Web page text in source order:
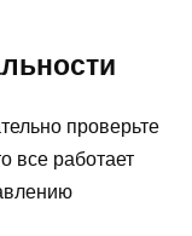
проверьте
все работает